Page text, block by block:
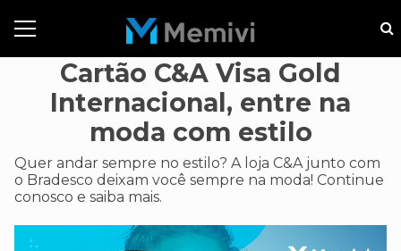
Cartão C&A Visa Gold
Internacional, entre na
moda com estilo
Quer andar sempre no estilo? A loja C&A junto com
o Bradesco deixam você sempre na moda! Continue
conosco e saiba mais.